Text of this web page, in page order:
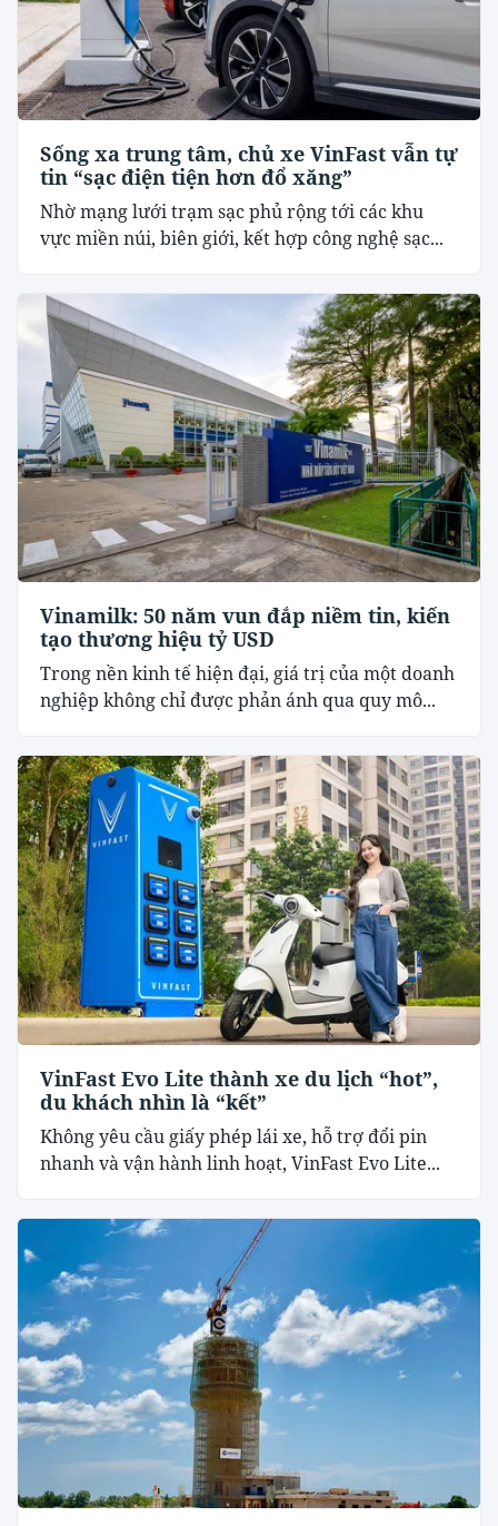
Sống xa trung tâm, chủ xe VinFast vẫn tự
tin “sạc điện tiện hơn đổ xăng”
Nhờ mạng lưới trạm sạc phủ rộng tới các khu
vực miền núi, biên giới, kết hợp công nghệ sạc...
Vinamilk: 50 năm vun đắp niềm tin, kiến
tạo thương hiệu tỷ USD
Trong nền kinh tế hiện đại, giá trị của một doanh
nghiệp không chỉ được phản ánh qua quy mô...
VinFast Evo Lite thành xe du lịch “hot”,
du khách nhìn là “kết”
Không yêu cầu giấy phép lái xe, hỗ trợ đổi pin
nhanh và vận hành linh hoạt, VinFast Evo Lite...